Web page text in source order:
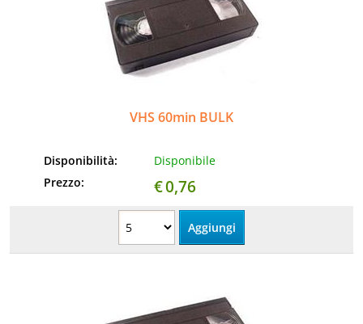
VHS 60min BULK
Disponibilità:
Disponibile
Prezzo:
€0,76